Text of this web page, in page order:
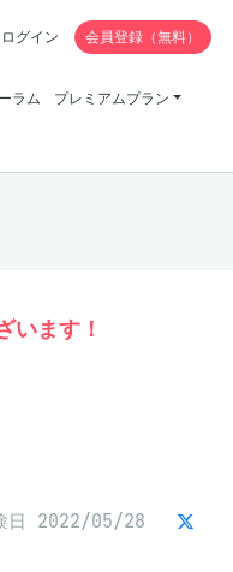
ラム
プレミアムプラン
ログイン 会員登録（無料）
います！
日 2022/05/28